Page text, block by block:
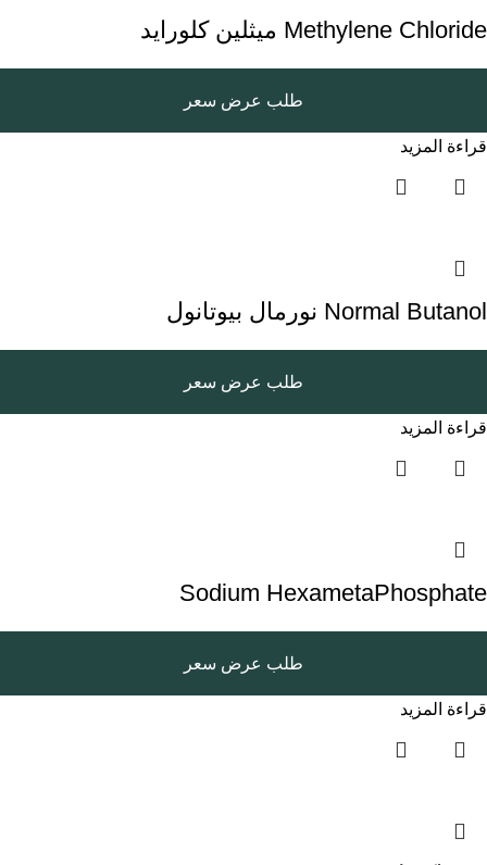
Methylene Chloride ميثلين كلورايد
طلب عرض سعر
قراءة المزيد
Normal Butanol نورمال بيوتانول
طلب عرض سعر
قراءة المزيد
Sodium HexametaPhosphate
طلب عرض سعر
قراءة المزيد